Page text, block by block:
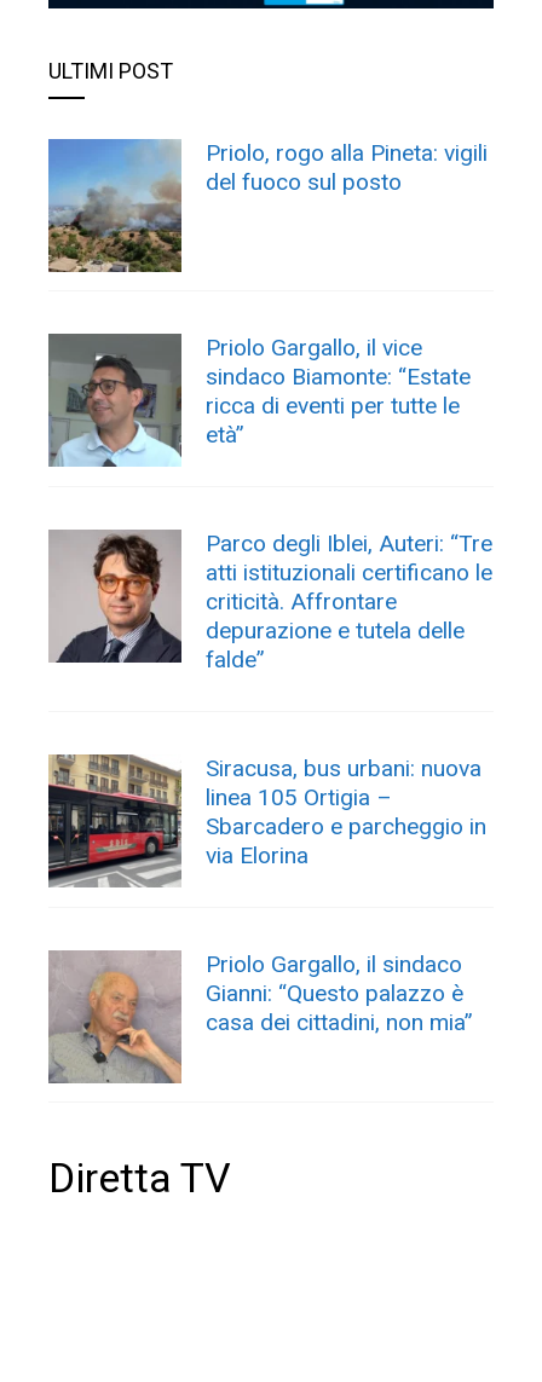
ULTIMI POST
Priolo, rogo alla Pineta: vigili
del fuoco sul posto
Priolo Gargallo, il vice
sindaco Biamonte: “Estate
ricca di eventi per tutte le
età”
Parco degli Iblei, Auteri: “Tre
atti istituzionali certificano le
criticità. Affrontare
depurazione e tutela delle
falde”
Siracusa, bus urbani: nuova
linea 105 Ortigia –
Sbarcadero e parcheggio in
via Elorina
Priolo Gargallo, il sindaco
Gianni: “Questo palazzo è
casa dei cittadini, non mia”
Diretta TV